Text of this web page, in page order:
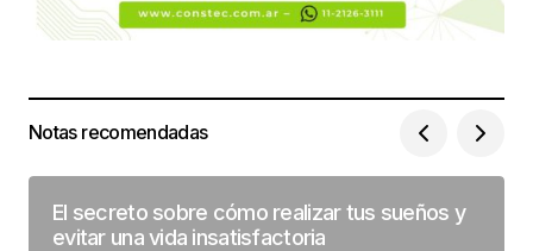
Notas recomendadas
El secreto sobre cómo realizar tus sueños y
evitar una vida insatisfactoria